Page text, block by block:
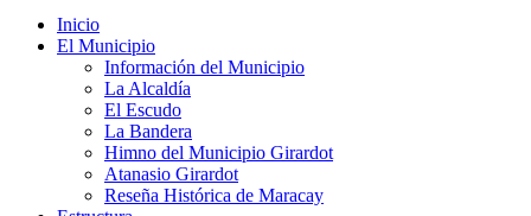
Inicio
El Municipio
Información del Municipio
La Alcaldía
El Escudo
La Bandera
Himno del Municipio Girardot
Atanasio Girardot
Reseña Histórica de Maracay